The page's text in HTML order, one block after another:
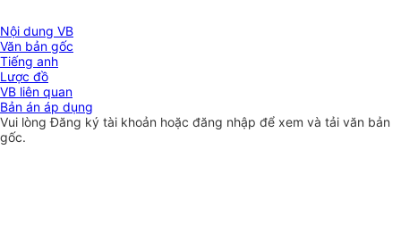
Nội dung VB
Văn bản gốc
Tiếng anh
Lược đồ
VB liên quan
Bản án áp dụng
Vui lòngĐăng ký tài khoản hoặc đăng nhập để xem và tải văn bản
gốc.